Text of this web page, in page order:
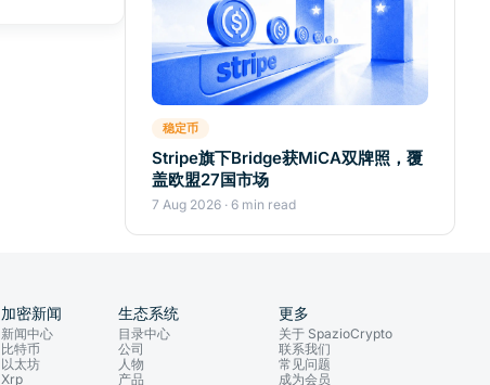
稳定币
Stripe旗下Bridge获MiCA双牌照，覆
盖欧盟27国市场
7 Aug 2026 · 6 min read
加密新闻
新闻中心
比特币
以太坊
Xrp
生态系统
目录中心
公司
人物
产品
更多
关于 SpazioCrypto
联系我们
常见问题
成为会员